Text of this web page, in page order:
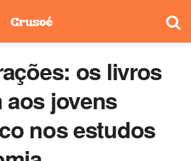
os livros
aos jovens
nos estudos